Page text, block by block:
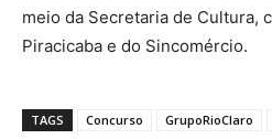
meio da Secretaria de Cultura,
Piracicaba e do Sincomércio.
TAGS Concurso GrupoRioClaro